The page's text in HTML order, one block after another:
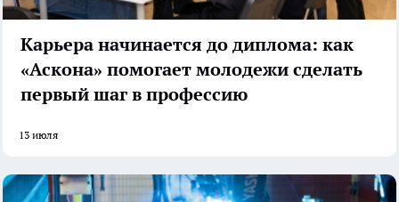
Карьера начинается до диплома: как
«Аскона» помогает молодежи сделать
первый шаг в профессию
13 июля